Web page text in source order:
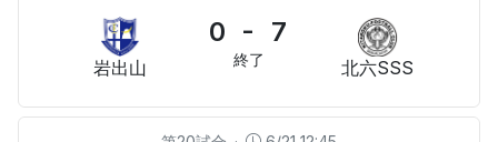
岩出山
0 - 7
終了 北六SSS